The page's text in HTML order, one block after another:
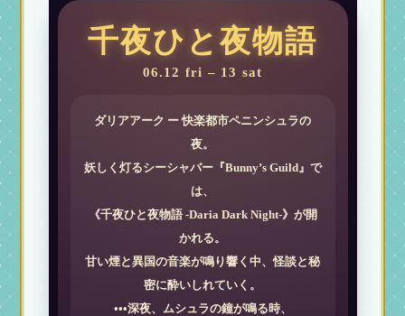
千夜ひと夜物語
06.12 fri – 13 sat
ダリアアーク ー 快楽都市ペニンシュラの
夜。
妖しく灯るシーシャバー『Bunny’s Guild』で
は、
《千夜ひと夜物語 -Daria Dark Night-》が開
かれる。
甘い煙と異国の音楽が鳴り響く中、怪談と秘
密に酔いしれていく。
•••深夜、ムシュラの鐘が鳴る時、